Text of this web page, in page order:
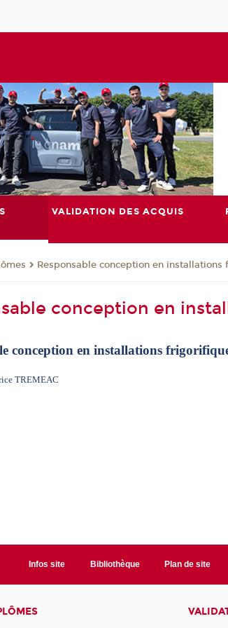
VALIDATION DES ACQUIS
Responsable conception en installations
conception en
conception en installations
TREMEAC
Infos site Bibliothèque Plan de site